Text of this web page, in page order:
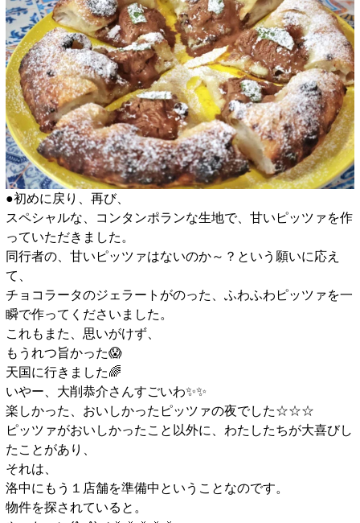
●初めに戻り、再び、
スペシャルな、コンタンポランな生地で、甘いピッツァを作
っていただきました。
同行者の、甘いピッツァはないのか～？という願いに応え
て、
チョコラータのジェラートがのった、ふわふわピッツァを一
瞬で作ってくださいました。
これもまた、思いがけず、
もうれつ旨かった😱
天国に行きました🌈
いやー、大削恭介さんすごいわ✨️✨️
楽しかった、おいしかったピッツァの夜でした☆☆☆
ピッツァがおいしかったこと以外に、わたしたちが大喜びし
たことがあり、
それは、
洛中にもう１店舗を準備中ということなのです。
物件を探されていると。